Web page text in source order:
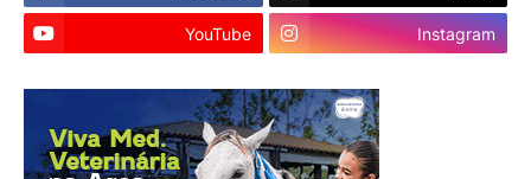
YouTube Instagram